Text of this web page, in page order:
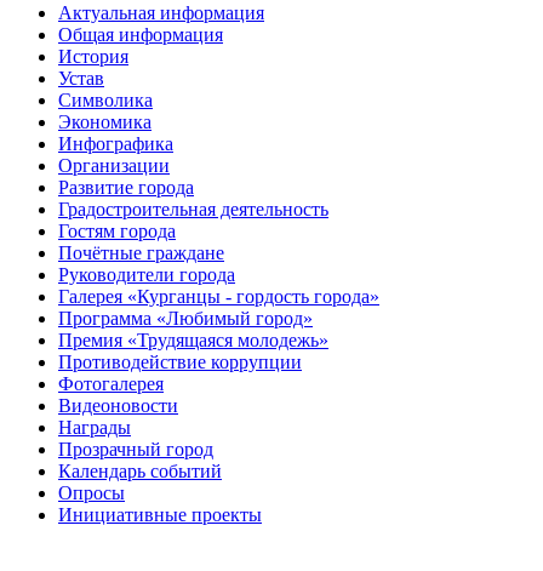
Актуальная информация
Общая информация
История
Устав
Символика
Экономика
Инфографика
Организации
Развитие города
Градостроительная деятельность
Гостям города
Почётные граждане
Руководители города
Галерея «Курганцы - гордость города»
Программа «Любимый город»
Премия «Трудящаяся молодежь»
Противодействие коррупции
Фотогалерея
Видеоновости
Награды
Прозрачный город
Календарь событий
Опросы
Инициативные проекты